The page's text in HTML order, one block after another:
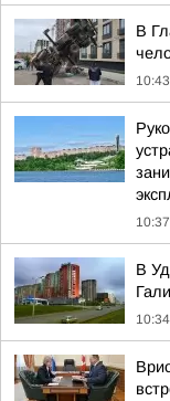
В
10:43
10:37
В
10:34